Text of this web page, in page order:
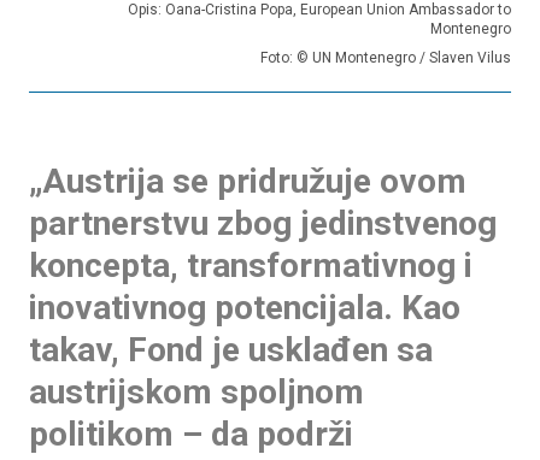
Opis: Oana-Cristina Popa, European Union Ambassador to
Montenegro
Foto: © UN Montenegro / Slaven Vilus
„Austrija se pridružuje ovom
partnerstvu zbog jedinstvenog
koncepta, transformativnog i
inovativnog potencijala. Kao
takav, Fond je usklađen sa
austrijskom spoljnom
politikom – da podrži